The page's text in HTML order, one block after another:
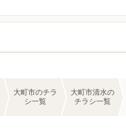
大町市のチラ
シ一覧
大町市清水の
チラシ一覧